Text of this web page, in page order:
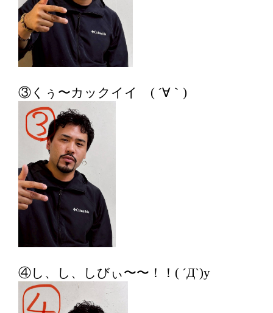
③くぅ〜カックイイ ( ´∀｀)
④し、し、しびぃ〜〜！！( ´Д`)y